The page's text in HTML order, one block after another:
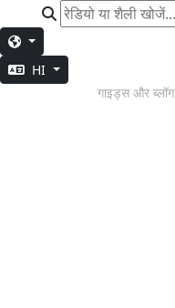
HI
गाइड्स और ब्लॉग